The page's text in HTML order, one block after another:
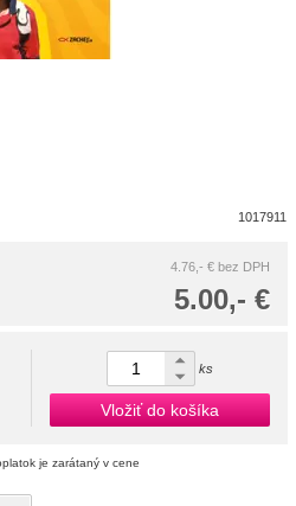
1017911
4.76,- € bez DPH
5.00,- €
ks
Vložiť do košíka
je zarátaný v cene